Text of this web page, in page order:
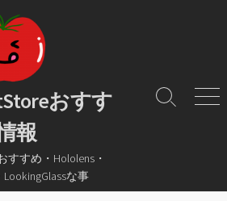
おすす
報
すすめ・Hololens・
LookingGlassな事
検
メ